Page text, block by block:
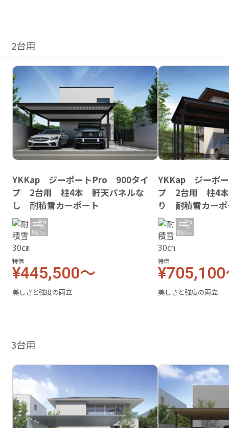
2台用
YKKap ジーポートPro 900タイ
プ 2台用 柱4本 軒天パネルな
し 耐積雪カーポート
特価
¥445,500～
美しさと強度の両立
YKKap ジーポ
プ 2台用 柱4
り 耐積雪カー
特価
美しさと強度の両立
3台用